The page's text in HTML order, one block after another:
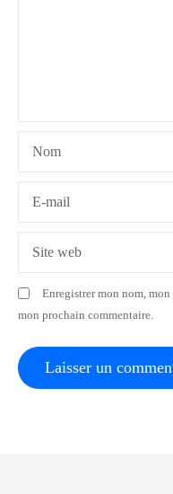
t
i
c
l
Nom
E-mail
Site web
Enregistrer mon nom,
mon prochain commentaire.